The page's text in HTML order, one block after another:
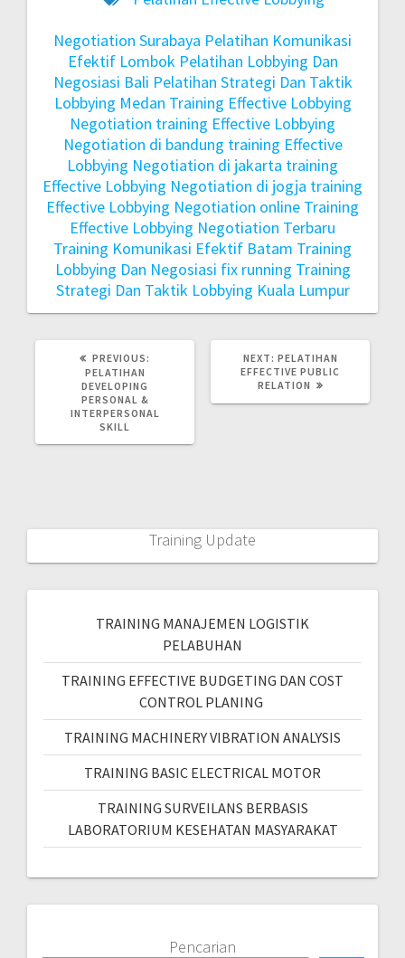
Negotiation Surabaya Pelatihan Komunikasi
Efektif Lombok Pelatihan Lobbying Dan
Negosiasi Bali Pelatihan Strategi Dan Taktik
Lobbying Medan Training Effective Lobbying
Negotiation training Effective Lobbying
Negotiation di bandung training Effective
Lobbying Negotiation di jakarta training
Effective Lobbying Negotiation di jogja training
Effective Lobbying Negotiation online Training
Effective Lobbying Negotiation Terbaru
Training Komunikasi Efektif Batam Training
Lobbying Dan Negosiasi fix running Training
Strategi Dan Taktik Lobbying Kuala Lumpur
PREVIOUS:
PELATIHAN
DEVELOPING
PERSONAL &
INTERPERSONAL
SKILL
NEXT: PELATIHAN
EFFECTIVE PUBLIC
RELATION
Training Update
TRAINING MANAJEMEN LOGISTIK
PELABUHAN
TRAINING EFFECTIVE BUDGETING DAN COST
CONTROL PLANING
TRAINING MACHINERY VIBRATION ANALYSIS
TRAINING BASIC ELECTRICAL MOTOR
TRAINING SURVEILANS BERBASIS
LABORATORIUM KESEHATAN MASYARAKAT
Pencarian